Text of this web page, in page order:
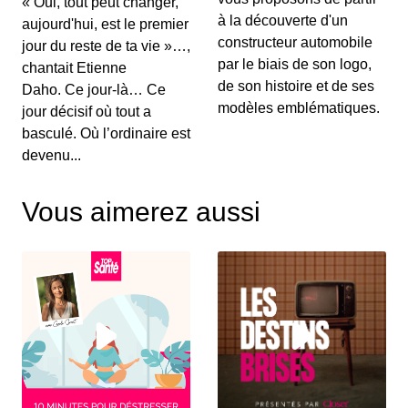
00:03:15 - IL Y A 6 ANS
Au menu de ce vendredi&nbsp;: l’essai du
Renault Captur hybride rechargeable, la Suzuki...
S12E130: L'actu auto du 02 juillet 2020
00:03:25 - IL Y A 6 ANS
Le Grenadier, c’est un peu le successeur du
S12E129: L'actu auto du 1er juillet 2020
Le Volkswagen Tiguan s’offre un nouveau look et
de nouvelles motorisations. On fait le p...
S12E128: L'actu auto du 30 juin 2020
00:03:12 - IL Y A 6 ANS
Pleins feux en ce mardi sur la nouvelle Citroën
C4. On parlera également des 110 km/h su...
aujourd'hui, est le premier
jour du reste de ta vie »…,
chantait Etienne
Daho. Ce jour-là… Ce
jour décisif où tout a
basculé. Où l’ordinaire est
devenu...
à la découverte d'un
constructeur automobile
par le biais de son logo,
de son histoire et de ses
modèles emblématiques.
Vous aimerez aussi